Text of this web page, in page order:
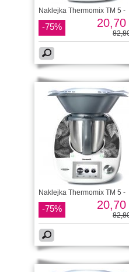
Naklejka Thermomix TM 5 -
-75% 20,70
Naklejka Thermomix TM 5 -
-75% 20,70